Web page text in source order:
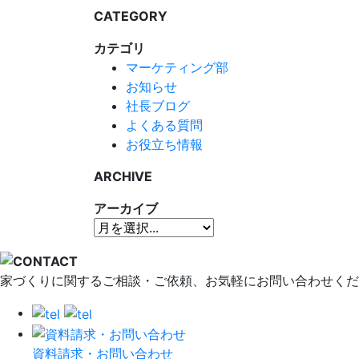
CATEGORY
カテゴリ
マーケティング部
お知らせ
社長ブログ
よくある質問
お役立ち情報
ARCHIVE
アーカイブ
家づくりに関するご相談・ご依頼、お気軽にお問い合わせく
資料請求・お問い合わせ